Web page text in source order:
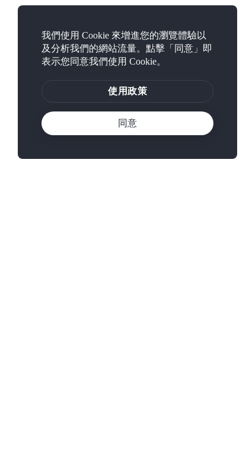
我們使用 Cookie 來增進您的瀏覽體驗以
及分析我們的網站流量。點擊「同意」即
表示您同意我們使用 Cookie。
使用政策
同意